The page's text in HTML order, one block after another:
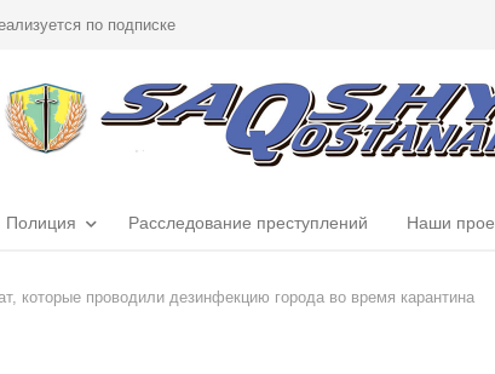
по подписке
Полиция Расследование преступлений Наши
которые проводили дезинфекцию города во время карантина